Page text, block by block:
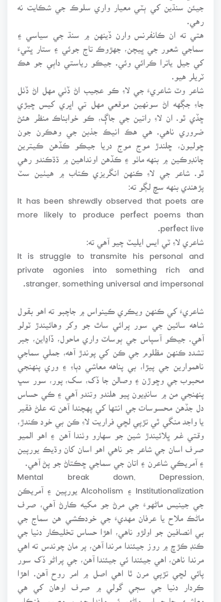
جيئن سنڌين کي ٻٽي معيار واري سلوڪ جي شڪايت نه
هتي ته ان ڪانفرنس وارن ڏينهن ۾ سنڌ جي سياسي ۽
سماجي شعور جي ڀيچن، جهڙوڪ تاج جوئي ۽ ستار ڀٽيءَ
کي جيل ياترا ڪرائي وئي. جيڪو رياستي داٻي جو هڪ
ٽريلر هيو.
شاعر وٽ شاعريءَ جي لاءِ ڪو عجيب اڻ ڏٺي مهل اڻ ڏٺل
جاءِ جڳهه اڻ سونهين موقعي مهل تي اڀري کيس ڇيڙي
ڇڏي ٿو. ان لاءِ راتين جي جاڳ، ڪو خوابناڪ منظر هئڻ
ضروري ناهي. هي هڪ انيڪ جذبن جي وهڪرن جون
ڇوليون، ڇلندڙ موج موج دريا جيڪو ڪڏهن ڪيترين
چانڊوڪين ۾ بنهه ماٺو ۽ ڪڏهن اونداهين ۾ ڌڌڪندو رهي
ٿو. شاعر جي لاءِ ڪنهن انگريزي ڪتاب ۾ هيٺين سٽ
پڙهندي بنهه سچ لڳو ته:
It has been shrewdly observed that poets are
more likely to produce perfect poems than
perfect live.
شاعري لاءِ ٽي ايس ايليٽ چيو آهي ته:
It is struggle to transmite his personal and
private agonies into something rich and
stranger, something universal and impersonal.
شاعريءَ کي ڪنهن ويڪري ڪينواس ۾ جاچبو ته اهو بقول
شاهه سائين جي سور پرائي ساٿ جو وکر وهائيندڙ ٽولو
آهي. جيڪو آسپاس جي ٻوساٽ واري ماحول، ڏاڍاين، جبر
تشدد ڪنهن مظلوم جي ڪن کي پوندڙ آهه، جملي سماجي
ناهموارين جي پيڙا، بي پناهه معاشي دٻاءِ ۽ وري پنهنجي
محبوب جي وڇوڙن ۽ وصالن جا ڏک، سک، پور، سور سڀ
پنهنجي من ۾ سانڍيون پيو هلندو وتندو آهي ۽ ڪي حساس
دل جڏهن محسوسات جي انتها کي پهچندا آهن ته علڻ فقير
يا واجد منگي ٿي تڙپي لڇي فراريت لاءِ ڪن بي خود ڪندڙ،
وقتي غم ڀلائيندڙ شين جو سهارو وٺندا آهن ۽ اهو الميو
صرف اسان جي شاعر جو ناهي اهو اسان کان وڌيڪ يورپين
۽ آمريڪي شاعرن ۽ اتان جي سماجي ڇڪتاڻ جو پڻ آهي.
Mental break down, Depression,
Institutionalization ۽ Alcoholism يورپين ۽ آمريڪن
جي جينيس ماڻهوءَ جي مرڻ جو مکيه ڪارڻ آهي، صرف
ماڻڪ ملاح يا عرفان مهديءَ جي خودڪشي هن سماج جي
بي انصافين جو اولڙو ناهي، اهڙا حساس تخليڪار دنيا جي
ڪنڊ ڪڙڇ ۾ روز جيئندا مرندا آهن، پر مان چوندس ته اهي
مرندا ناهن، اهي جيئندا ئي جيئندا آهن، جي پراڻو ڏک سور
پائي لڇي تڙپي مرن ٿا اهي اصل ۾ امر روح آهن. اهڙا
ڪردار دنيا جي سڄي گولي ۾ صرف اوهان کي هي
معاشري جا حساس ماڻهو ئي ملندا جن ۾ مصور، فنڪار،